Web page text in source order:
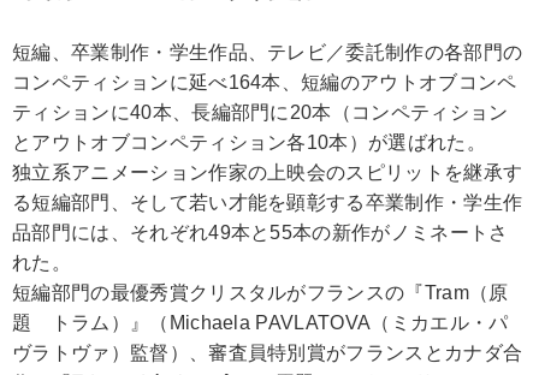
短編、卒業制作・学生作品、テレビ／委託制作の各部門の
コンペティションに延べ164本、短編のアウトオブコンペ
ティションに40本、長編部門に20本（コンペティション
とアウトオブコンペティション各10本）が選ばれた。
独立系アニメーション作家の上映会のスピリットを継承す
る短編部門、そして若い才能を顕彰する卒業制作・学生作
品部門には、それぞれ49本と55本の新作がノミネートさ
れた。
短編部門の最優秀賞クリスタルがフランスの『Tram（原
題 トラム）』（Michaela PAVLATOVA（ミカエル・パ
ヴラトヴァ）監督）、審査員特別賞がフランスとカナダ合